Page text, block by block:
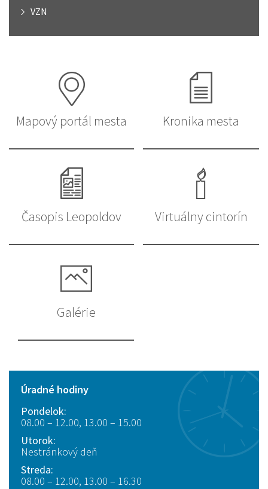
VZN
Mapový portál mesta Kronika mesta
Časopis Leopoldov Virtuálny cintorín
Galérie
Úradné hodiny
Pondelok:
08.00 – 12.00, 13.00 – 15.00
Utorok:
Nestránkový deň
Streda:
08.00 – 12.00, 13.00 – 16.30